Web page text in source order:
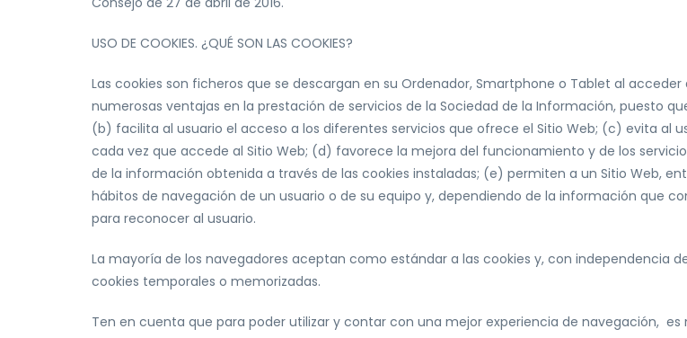
USO DE COOKIES. ¿QUÉ SON LAS COOKIES?
Las cookies son ficheros que se descargan en su Ordenador, Smartphone o Tablet al
numerosas ventajas en la prestación de servicios de la Sociedad de la Información, puesto
(b) facilita al usuario el acceso a los diferentes servicios que ofrece el Sitio Web; (c) evita al
cada vez que accede al Sitio Web; (d) favorece la mejora del funcionamiento y de los
de la información obtenida a través de las cookies instaladas; (e) permiten a un Sitio Web,
hábitos de navegación de un usuario o de su equipo y, dependiendo de la información que
para reconocer al usuario.
La mayoría de los navegadores aceptan como estándar a las cookies y, con independencia
cookies temporales o memorizadas.
Ten en cuenta que para poder utilizar y contar con una mejor experiencia de navegación,